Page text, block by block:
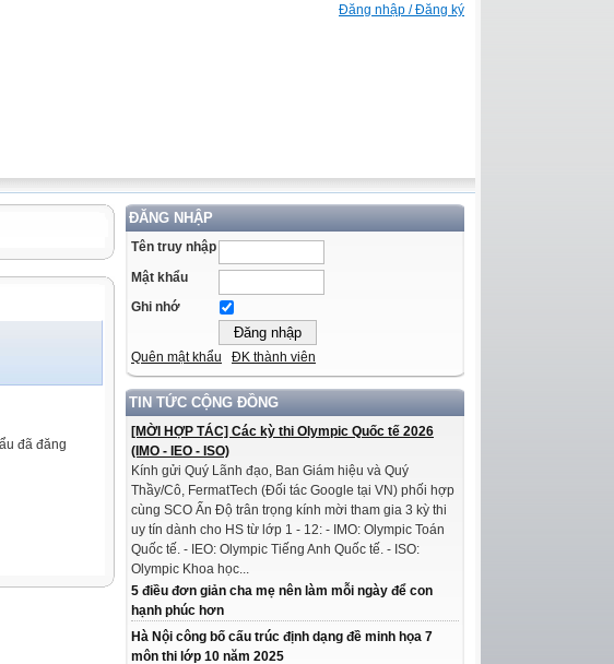
Đăng nhập / Đăng ký
ĐĂNG NHẬP
Tên truy nhập
Mật khẩu
Ghi nhớ
Quên mật khẩu ĐK thành viên
TIN TỨC CỘNG ĐỒNG
[MỜI HỢP TÁC] Các kỳ thi Olympic Quốc tế 2026
(IMO - IEO - ISO)
Kính gửi Quý Lãnh đạo, Ban Giám hiệu và Quý
Thầy/Cô, FermatTech (Đối tác Google tại VN) phối hợp
cùng SCO Ấn Độ trân trọng kính mời tham gia 3 kỳ thi
uy tín dành cho HS từ lớp 1 - 12: - IMO: Olympic Toán
Quốc tế. - IEO: Olympic Tiếng Anh Quốc tế. - ISO:
Olympic Khoa học...
5 điều đơn giản cha mẹ nên làm mỗi ngày để con
hạnh phúc hơn
Hà Nội công bố cấu trúc định dạng đề minh họa 7
môn thi lớp 10 năm 2025
đã đăng